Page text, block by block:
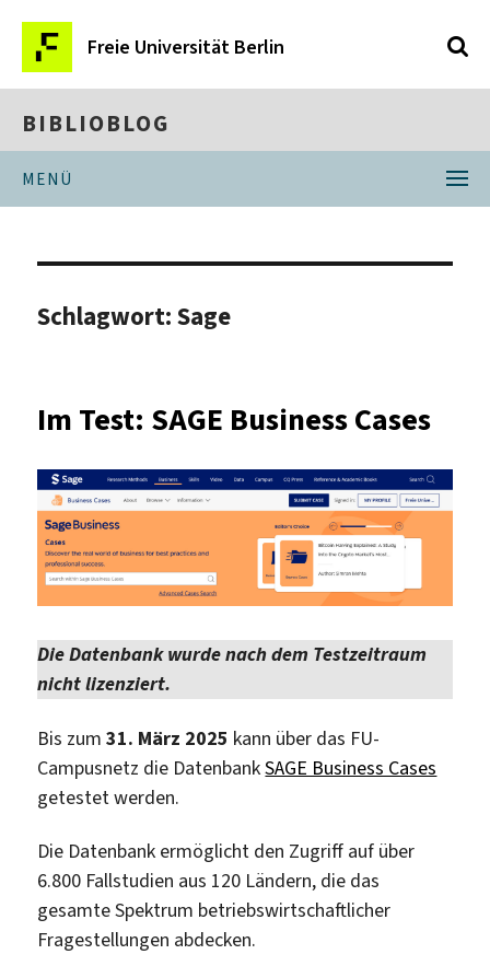
Freie Universität Berlin
BIBLIOBLOG
MENÜ
Schlagwort:Sage
Im Test: SAGE Business Cases
Die Datenbank wurde nach dem Testzeitraum
nicht lizenziert.
Bis zum31. März 2025 kann über das FU-
Campusnetz die DatenbankSAGE Business Cases
getestet werden.
Die Datenbank ermöglicht den Zugriff auf über
6.800 Fallstudien aus 120 Ländern, die das
gesamte Spektrum betriebswirtschaftlicher
Fragestellungen abdecken.